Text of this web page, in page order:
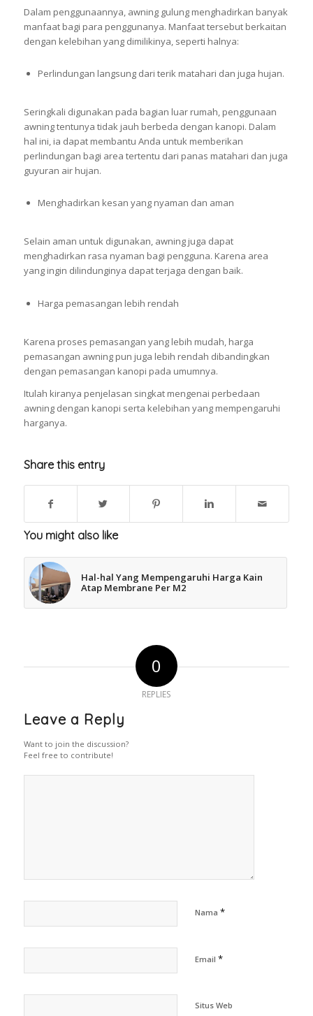
Dalam penggunaannya, awning gulung menghadirkan banyak
manfaat bagi para penggunanya. Manfaat tersebut berkaitan
dengan kelebihan yang dimilikinya, seperti halnya:
Perlindungan langsung dari terik matahari dan juga hujan.
Seringkali digunakan pada bagian luar rumah, penggunaan
awning tentunya tidak jauh berbeda dengan kanopi. Dalam
hal ini, ia dapat membantu Anda untuk memberikan
perlindungan bagi area tertentu dari panas matahari dan juga
guyuran air hujan.
Menghadirkan kesan yang nyaman dan aman
Selain aman untuk digunakan, awning juga dapat
menghadirkan rasa nyaman bagi pengguna. Karena area
yang ingin dilindunginya dapat terjaga dengan baik.
Harga pemasangan lebih rendah
Karena proses pemasangan yang lebih mudah, harga
pemasangan awning pun juga lebih rendah dibandingkan
dengan pemasangan kanopi pada umumnya.
Itulah kiranya penjelasan singkat mengenai perbedaan
awning dengan kanopi serta kelebihan yang mempengaruhi
harganya.
Share this entry
You might also like
Hal-hal Yang Mempengaruhi Harga Kain
Atap Membrane Per M2
0
REPLIES
Leave a Reply
Want to join the discussion?
Feel free to contribute!
Nama *
Email *
Situs Web